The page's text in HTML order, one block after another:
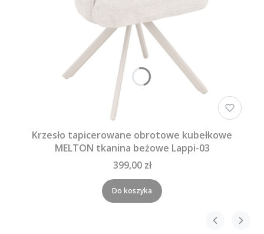
Krzesło tapicerowane obrotowe kubełkowe
MELTON tkanina beżowe Lappi-03
399,00 zł
Do koszyka